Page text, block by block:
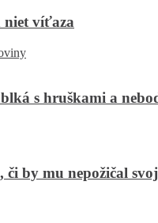
niet víťaza
s hruškami a
by mu nepožičal